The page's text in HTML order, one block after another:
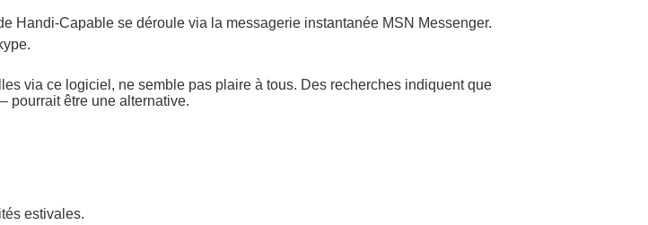
Handi-Capable se déroule via la messagerie instantanée MSN Messenger.
via ce logiciel, ne semble pas plaire à tous. Des recherches indiquent que
pourrait être une alternative.
estivales.